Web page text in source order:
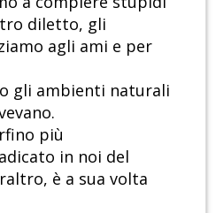
diletto, gli
agli ami e per
gli ambienti naturali
più
in noi del
è a sua volta